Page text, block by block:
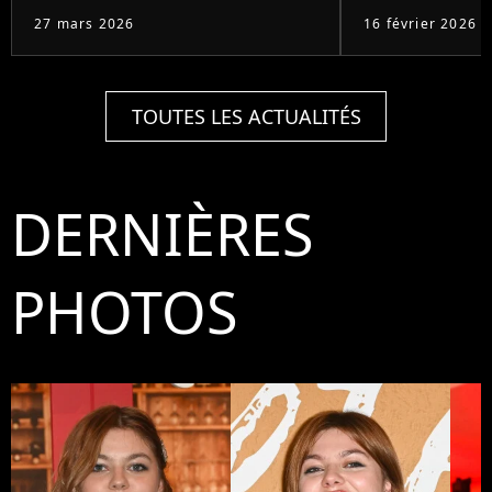
27 mars 2026 16 février 2026
TOUTES LES ACTUALITÉS
DERNIÈRES
PHOTOS